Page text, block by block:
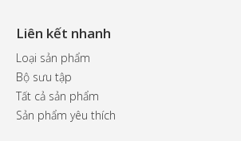
Liên kết nhanh
Loại sản phẩm
Bộ sưu tập
Tất cả sản phẩm
Sản phẩm yêu thích